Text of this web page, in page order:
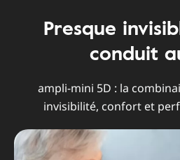
Presque
conduit
ampli-mini 5D : la
invisibilité, confort et